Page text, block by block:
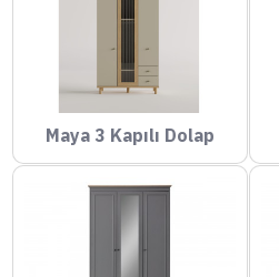
Maya 3 Kapılı Dolap